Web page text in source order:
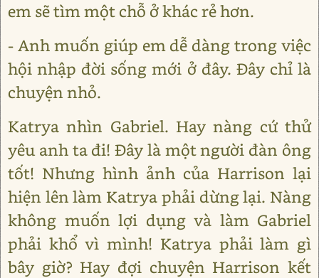
em sẽ tìm một chỗ ở khác rẻ hơn.
- Anh muốn giúp em dễ dàng trong việc
hội nhập đời sống mới ở đây. Đây chỉ là
chuyện nhỏ.
Katrya nhìn Gabriel. Hay nàng cứ thử
yêu anh ta đi! Đây là một người đàn ông
tốt! Nhưng hình ảnh của Harrison lại
hiện lên làm Katrya phải dừng lại. Nàng
không muốn lợi dụng và làm Gabriel
phải khổ vì mình! Katrya phải làm gì
bây giờ? Hay đợi chuyện Harrison kết